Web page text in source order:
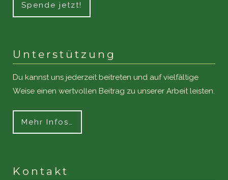
Spende jetzt!
Unterstützung
Du kannst uns jederzeit beitreten und auf vielfältige
Weise einen wertvollen Beitrag zu unserer Arbeit leisten.
Mehr Infos…
Kontakt